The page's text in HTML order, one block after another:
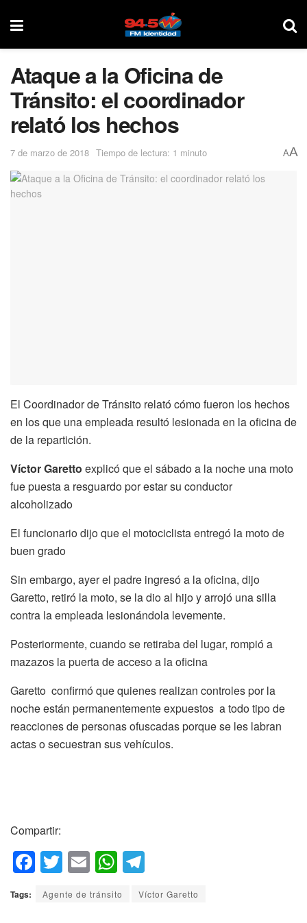
Ataque a la Oficina de
Tránsito: el coordinador
relató los hechos
7 de marzo de 2018 Tiempo de lectura: 1 minuto AA
El Coordinador de Tránsito relató cómo fueron los hechos
en los que una empleada resultó lesionada en la oficina de
de la repartición.
Víctor Garetto explicó que el sábado a la noche una moto
fue puesta a resguardo por estar su conductor
alcoholizado
El funcionario dijo que el motociclista entregó la moto de
buen grado
Sin embargo, ayer el padre ingresó a la oficina, dijo
Garetto, retiró la moto, se la dio al hijo y arrojó una silla
contra la empleada lesionándola levemente.
Posteriormente, cuando se retiraba del lugar, rompió a
mazazos la puerta de acceso a la oficina
Garetto confirmó que quienes realizan controles por la
noche están permanentemente expuestos a todo tipo de
reacciones de personas ofuscadas porque se les labran
actas o secuestran sus vehículos.
Compartir:
F
a
c
T
wi
tt
E
m
ail
W
at
el
e
Tags: Agente de tránsito Víctor Garetto